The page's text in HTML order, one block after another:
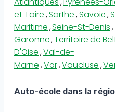
et-Loire,Sarthe,Savoie,
Maritime,Seine-St-Denis,
Garonne,Territoire de
D'Oise,Val-de-
Marne,Var,Vaucluse,
Auto-école dans la